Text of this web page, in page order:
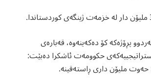
پڕۆژەکە کۆ دەکەینەوە، قەبارەی
حكوومەت ئاشکرا دەبێت:
ملیۆن داری ڕاستەقینە.